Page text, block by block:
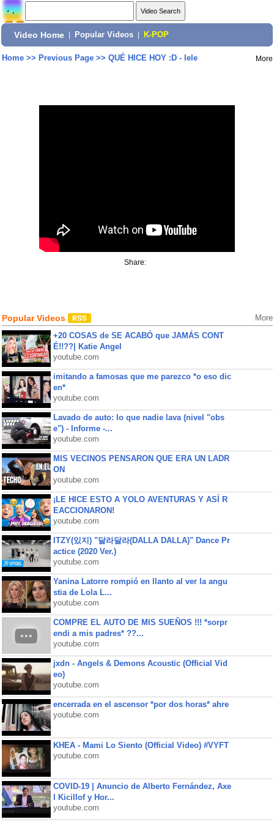
Video Home Popular Videos K-POP
Home>> Previous Page>> QUÉ HICE HOY :D - lele More
Share:
Popular Videos More
+20 COSAS de SE ACABÓ que JAMÁS CONT
É!!??| Katie Angel
youtube.com
imitando a famosas que me parezco *o eso dic
en*
youtube.com
Lavado de auto: lo que nadie lava (nivel "obs
e") - Informe -...
youtube.com
MIS VECINOS PENSARON QUE ERA UN LADR
ON
youtube.com
¡LE HICE ESTO A YOLO AVENTURAS Y ASÍ R
EACCIONARON!
youtube.com
ITZY(있지) "달라달라(DALLA DALLA)" Dance Pr
actice (2020 Ver.)
youtube.com
Yanina Latorre rompió en llanto al ver la angu
stia de Lola L...
youtube.com
COMPRE EL AUTO DE MIS SUEÑOS !!! *sorpr
endi a mis padres* ??...
youtube.com
jxdn - Angels & Demons Acoustic (Official Vid
eo)
youtube.com
encerrada en el ascensor *por dos horas* ahre
youtube.com
KHEA - Mami Lo Siento (Official Video) #VYFT
youtube.com
COVID-19 | Anuncio de Alberto Fernández, Axe
l Kicillof y Hor...
youtube.com